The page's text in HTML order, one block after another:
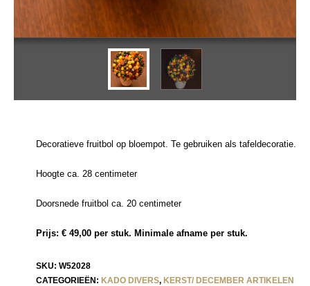
Decoratieve fruitbol op bloempot. Te gebruiken als tafeldecoratie.
Hoogte ca. 28 centimeter
Doorsnede fruitbol ca. 20 centimeter
Prijs: € 49,00 per stuk. Minimale afname per stuk.
SKU: W52028
CATEGORIEËN: KADO DIVERS, KERST/ DECEMBER ARTIKELEN